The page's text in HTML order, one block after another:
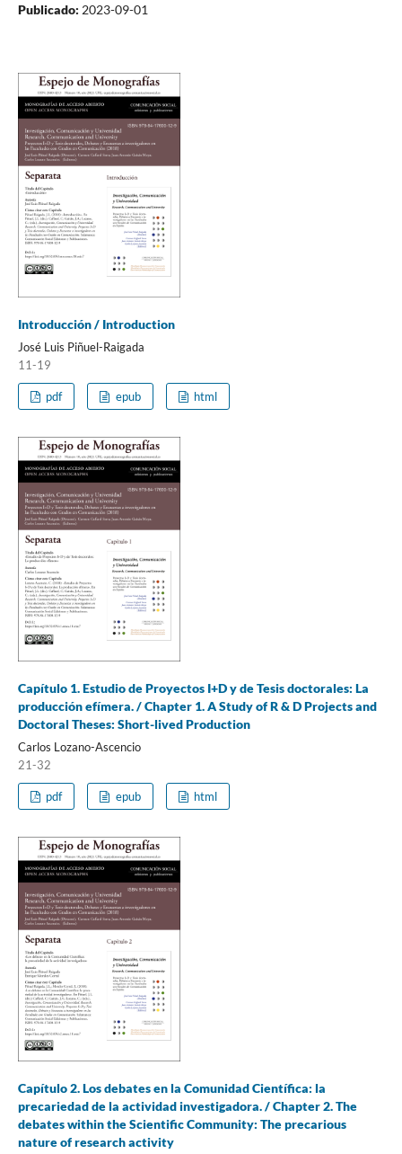
Publicado: 2023-09-01
Introducción / Introduction
José Luis Piñuel-Raigada
11-19
pdf epub html
Capítulo 1. Estudio de Proyectos I+D y de Tesis doctorales: La
producción efímera. / Chapter 1. A Study of R & D Projects and
Doctoral Theses: Short-lived Production
Carlos Lozano-Ascencio
21-32
pdf epub html
Capítulo 2. Los debates en la Comunidad Científica: la
precariedad de la actividad investigadora. / Chapter 2. The
debates within the Scientific Community: The precarious
nature of research activity